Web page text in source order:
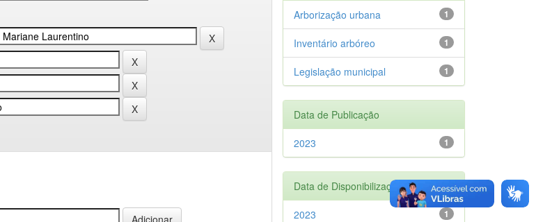
1
Arborização urbana
1
Inventário arbóreo
1
Legislação municipal
Data de Publicação
1
2023
Data de Disponibilização
1
2023